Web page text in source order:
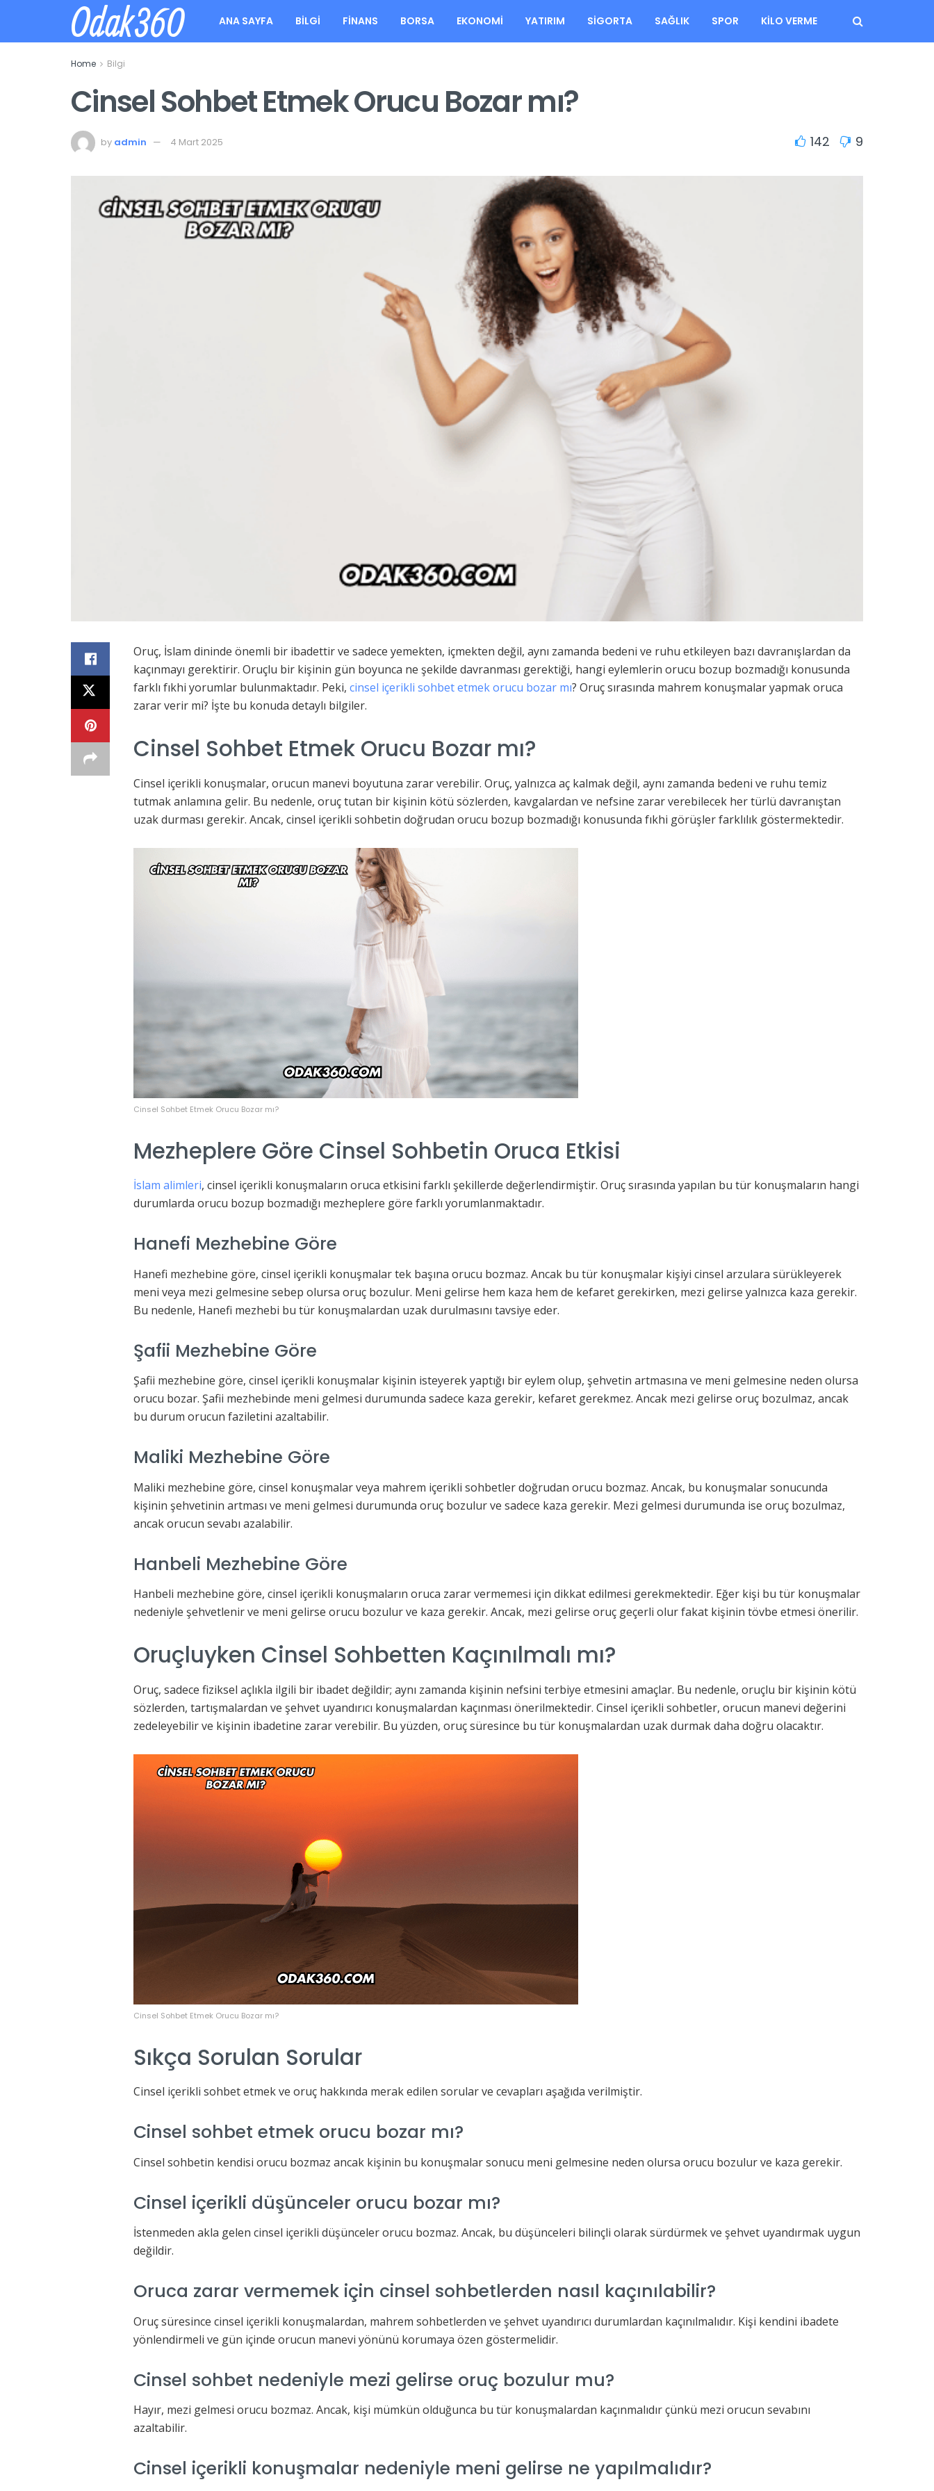
Odak360 ANA SAYFA BILGI FINANS BORSA EKONOMI YATIRIM SIGORTA SAĞLIK SPOR KILO VERME
Home Bilgi
Cinsel Sohbet Etmek Orucu Bozar mı?
by admin 4 Mart 2025 142 9
Oruç, İslam dininde önemli bir ibadettir ve sadece yemekten, içmekten değil, aynı zamanda bedeni ve ruhu etkileyen bazı davranışlardan da
kaçınmayı gerektirir. Oruçlu bir kişinin gün boyunca ne şekilde davranması gerektiği, hangi eylemlerin orucu bozup bozmadığı konusunda
farklı fıkhi yorumlar bulunmaktadır. Peki, cinsel içerikli sohbet etmek orucu bozar mı? Oruç sırasında mahrem konuşmalar yapmak oruca
zarar verir mi? İşte bu konuda detaylı bilgiler.
Cinsel Sohbet Etmek Orucu Bozar mı?
Cinsel içerikli konuşmalar, orucun manevi boyutuna zarar verebilir. Oruç, yalnızca aç kalmak değil, aynı zamanda bedeni ve ruhu temiz
tutmak anlamına gelir. Bu nedenle, oruç tutan bir kişinin kötü sözlerden, kavgalardan ve nefsine zarar verebilecek her türlü davranıştan
uzak durması gerekir. Ancak, cinsel içerikli sohbetin doğrudan orucu bozup bozmadığı konusunda fıkhi görüşler farklılık göstermektedir.
Cinsel Sohbet Etmek Orucu Bozar mı?
Mezheplere Göre Cinsel Sohbetin Oruca Etkisi
İslam alimleri, cinsel içerikli konuşmaların oruca etkisini farklı şekillerde değerlendirmiştir. Oruç sırasında yapılan bu tür konuşmaların hangi
durumlarda orucu bozup bozmadığı mezheplere göre farklı yorumlanmaktadır.
Hanefi Mezhebine Göre
Hanefi mezhebine göre, cinsel içerikli konuşmalar tek başına orucu bozmaz. Ancak bu tür konuşmalar kişiyi cinsel arzulara sürükleyerek
meni veya mezi gelmesine sebep olursa oruç bozulur. Meni gelirse hem kaza hem de kefaret gerekirken, mezi gelirse yalnızca kaza gerekir.
Bu nedenle, Hanefi mezhebi bu tür konuşmalardan uzak durulmasını tavsiye eder.
Şafii Mezhebine Göre
Şafii mezhebine göre, cinsel içerikli konuşmalar kişinin isteyerek yaptığı bir eylem olup, şehvetin artmasına ve meni gelmesine neden olursa
orucu bozar. Şafii mezhebinde meni gelmesi durumunda sadece kaza gerekir, kefaret gerekmez. Ancak mezi gelirse oruç bozulmaz, ancak
bu durum orucun faziletini azaltabilir.
Maliki Mezhebine Göre
Maliki mezhebine göre, cinsel konuşmalar veya mahrem içerikli sohbetler doğrudan orucu bozmaz. Ancak, bu konuşmalar sonucunda
kişinin şehvetinin artması ve meni gelmesi durumunda oruç bozulur ve sadece kaza gerekir. Mezi gelmesi durumunda ise oruç bozulmaz,
ancak orucun sevabı azalabilir.
Hanbeli Mezhebine Göre
Hanbeli mezhebine göre, cinsel içerikli konuşmaların oruca zarar vermemesi için dikkat edilmesi gerekmektedir. Eğer kişi bu tür konuşmalar
nedeniyle şehvetlenir ve meni gelirse orucu bozulur ve kaza gerekir. Ancak, mezi gelirse oruç geçerli olur fakat kişinin tövbe etmesi önerilir.
Oruçluyken Cinsel Sohbetten Kaçınılmalı mı?
Oruç, sadece fiziksel açlıkla ilgili bir ibadet değildir; aynı zamanda kişinin nefsini terbiye etmesini amaçlar. Bu nedenle, oruçlu bir kişinin kötü
sözlerden, tartışmalardan ve şehvet uyandırıcı konuşmalardan kaçınması önerilmektedir. Cinsel içerikli sohbetler, orucun manevi değerini
zedeleyebilir ve kişinin ibadetine zarar verebilir. Bu yüzden, oruç süresince bu tür konuşmalardan uzak durmak daha doğru olacaktır.
Cinsel Sohbet Etmek Orucu Bozar mı?
Sıkça Sorulan Sorular
Cinsel içerikli sohbet etmek ve oruç hakkında merak edilen sorular ve cevapları aşağıda verilmiştir.
Cinsel sohbet etmek orucu bozar mı?
Cinsel sohbetin kendisi orucu bozmaz ancak kişinin bu konuşmalar sonucu meni gelmesine neden olursa orucu bozulur ve kaza gerekir.
Cinsel içerikli düşünceler orucu bozar mı?
İstenmeden akla gelen cinsel içerikli düşünceler orucu bozmaz. Ancak, bu düşünceleri bilinçli olarak sürdürmek ve şehvet uyandırmak uygun
değildir.
Oruca zarar vermemek için cinsel sohbetlerden nasıl kaçınılabilir?
Oruç süresince cinsel içerikli konuşmalardan, mahrem sohbetlerden ve şehvet uyandırıcı durumlardan kaçınılmalıdır. Kişi kendini ibadete
yönlendirmeli ve gün içinde orucun manevi yönünü korumaya özen göstermelidir.
Cinsel sohbet nedeniyle mezi gelirse oruç bozulur mu?
Hayır, mezi gelmesi orucu bozmaz. Ancak, kişi mümkün olduğunca bu tür konuşmalardan kaçınmalıdır çünkü mezi orucun sevabını
azaltabilir.
Cinsel içerikli konuşmalar nedeniyle meni gelirse ne yapılmalıdır?